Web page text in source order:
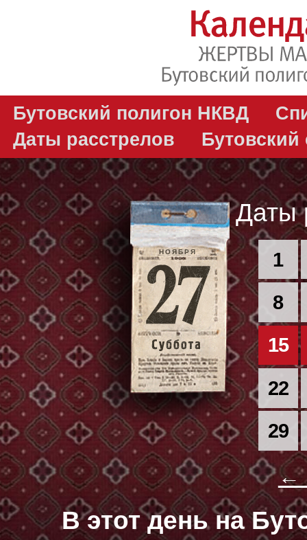
Бутовский полигон НКВД
Даты расстрелов
Бутовский
НОЯБРЯ
Даты
1
8
15
22
29
←
В этот день на